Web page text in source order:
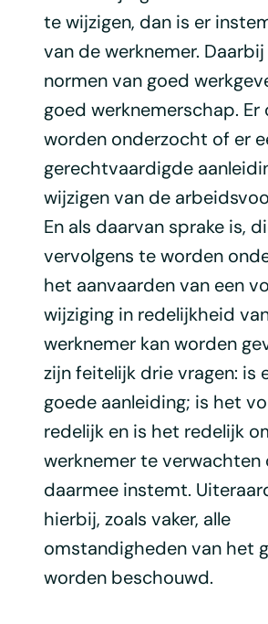
te wijzigen, dan is er
van de werknemer.
normen van goed
goed werknemerschap.
worden onderzocht of er
gerechtvaardigde
wijzigen van de
En als daarvan sprake is,
vervolgens te worden
het aanvaarden van een
wijziging in redelijkheid
werknemer kan worden
zijn feitelijk drie vragen: is
goede aanleiding; is het
redelijk en is het redelijk
werknemer te verwachten
daarmee instemt.
hierbij, zoals vaker, alle
omstandigheden van het
worden beschouwd.